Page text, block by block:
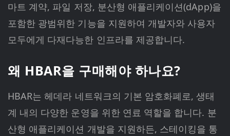
마트 계약, 파일 저장, 분산형 애플리케이션(dApp)을
포함한 광범위한 기능을 지원하여 개발자와 사용자
모두에게 다재다능한 인프라를 제공합니다.
왜 HBAR을 구매해야 하나요?
HBAR는 헤데라 네트워크의 기본 암호화폐로, 생태
계 내의 다양한 운영을 위한 연료 역할을 합니다. 분
산형 애플리케이션 개발을 지원하든, 스테이킹을 통